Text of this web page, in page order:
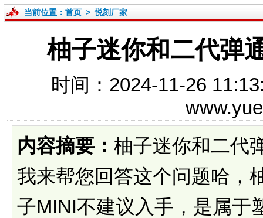
当前位置： 首页>悦刻厂家
柚子迷你和二代弹
时间：2024-11-26
内容摘要： 柚子迷你和二代
我来帮您回答这个问题哈，
子MINI不建议入手，是属于